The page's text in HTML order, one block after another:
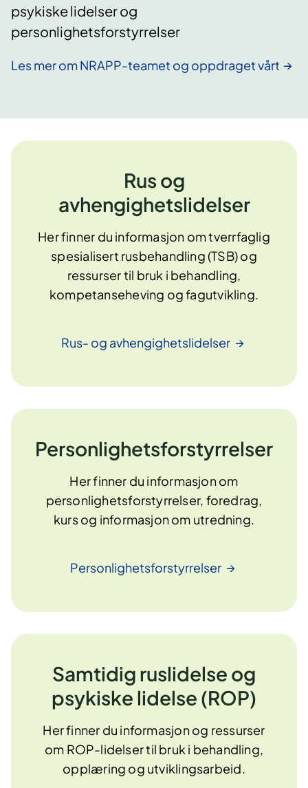
psykiske lidelser og
personlighetsforstyrrelser
Les mer om NRAPP-teamet og oppdraget vårt
Rus og
avhengighetslidelser
Her finner du informasjon om tverrfaglig
spesialisert rusbehandling (TSB) og
ressurser til bruk i behandling,
kompetanseheving og fagutvikling.
Rus- og avhengighetslidelser
Personlighetsforstyrrelser
Her finner du informasjon om
personlighetsforstyrrelser, foredrag,
kurs og informasjon om utredning.
Personlighetsforstyrrelser
Samtidig ruslidelse og
psykiske lidelse (ROP)
Her finner du informasjon og ressurser
om ROP-lidelser til bruk i behandling,
opplæring og utviklingsarbeid.